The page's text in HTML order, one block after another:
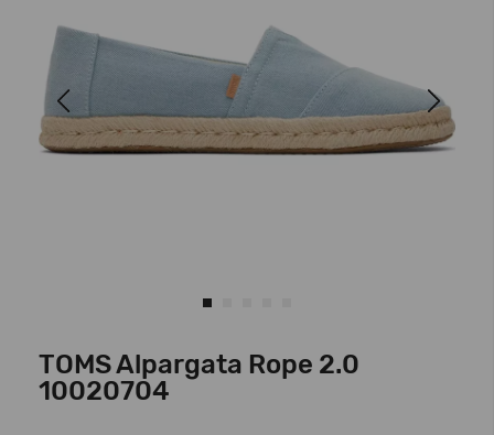
Next
TOMS Alpargata Rope 2.0
10020704